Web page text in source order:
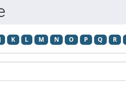
J K L M N O P Q R